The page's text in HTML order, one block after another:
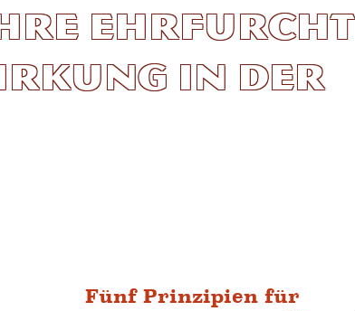
Ehrfurcht
in der
Fünf Prinzipien für